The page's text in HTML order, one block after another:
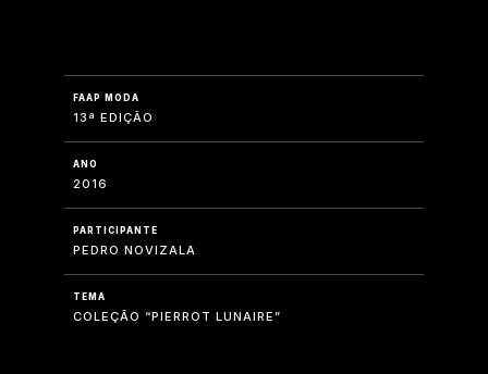
FAAP MODA
13ª EDIÇÃO
ANO
2016
PARTICIPANTE
PEDRO NOVIZALA
TEMA
COLEÇÃO “PIERROT LUNAIRE”